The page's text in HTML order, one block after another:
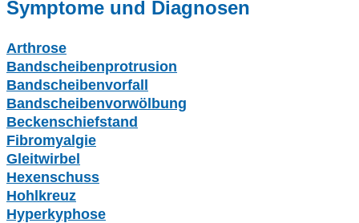
Symptome und Diagnosen
Arthrose
Bandscheibenprotrusion
Bandscheibenvorfall
Bandscheibenvorwölbung
Beckenschiefstand
Fibromyalgie
Gleitwirbel
Hexenschuss
Hohlkreuz
Hyperkyphose